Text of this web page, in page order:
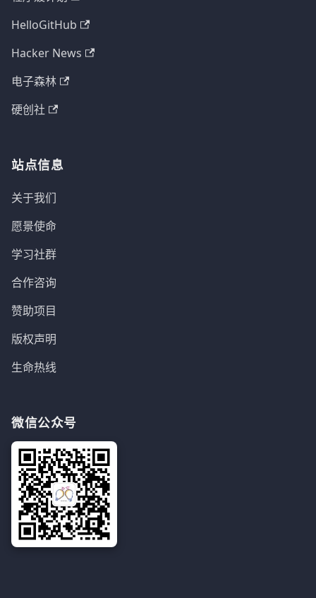
HelloGitHub
Hacker News
电子森林
硬创社
站点信息
关于我们
愿景使命
学习社群
合作咨询
赞助项目
版权声明
生命热线
微信公众号